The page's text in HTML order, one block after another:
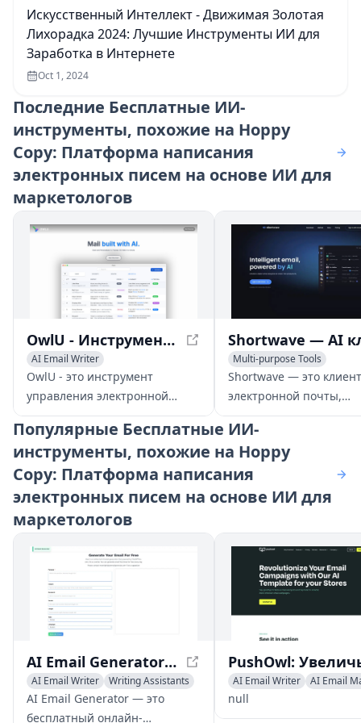
Искусственный Интеллект - Движимая Золотая
Лихорадка 2024: Лучшие Инструменты ИИ для
Заработка в Интернете
Oct 1, 2024
Последние Бесплатные ИИ-
инструменты, похожие на Hoppy
Copy: Платформа написания
электронных писем на основе ИИ для
маркетологов
OwlU - Инструмент управления электронной почтой на основе ИИ для эффективной организации входящих сообщений
AI Email Writer
AI Productivity Tools
OwlU - это инструмент
управления электронной
почтой, работающий на
основе ИИ, который
оптимизирует ваш почтовый
ящик с помощью
автоматической организации
стека, персонализированных
сводок и предложений,
основанных на ИИ.
Multi-purpose Tools
AI Email Marketing
AI
Shortwave — это клиент
электронной почты,
работающий на
который повышает
продуктивность
таким функциям, как
организация, помощь в
поиск.
Популярные Бесплатные ИИ-
инструменты, похожие на Hoppy
Copy: Платформа написания
электронных писем на основе ИИ для
маркетологов
AI Email Generator - Free Professional Email Creator
AI Email Writer
Writing Assistants
AI Productivity Tools
AI Email Generator — это
бесплатный онлайн-
AI Email Writer
AI Email
Newsletter Assistant
null